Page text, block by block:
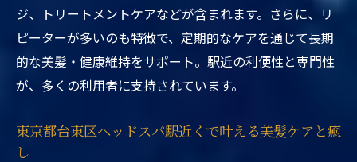
ジ、トリートメントケアなどが含まれます。さらに、リ
ピーターが多いのも特徴で、定期的なケアを通じて長期
的な美髪・健康維持をサポート。駅近の利便性と専門性
が、多くの利用者に支持されています。
東京都台東区ヘッドスパ駅近くで叶える美髪ケアと癒
し